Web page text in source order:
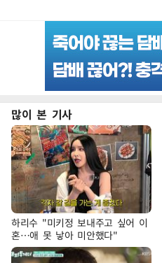
많이 본 기사
하리수 "미키정 보내주고 싶어 이
혼…애 못 낳아 미안했다"